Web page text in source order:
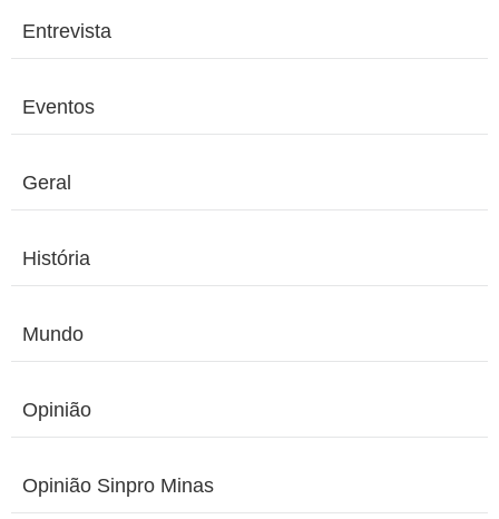
Entrevista
Eventos
Geral
História
Mundo
Opinião
Opinião Sinpro Minas